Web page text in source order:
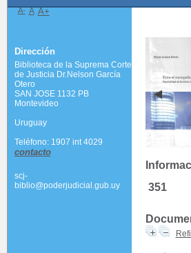
351
A- A A+
Dirección
Biblioteca de la Suprema Corte
de Justicia Dr.Nelson García
Otero
SAN JOSE 1132 PB
Montevideo
Uruguay
Teléfono: 1907 int 4029
contacto
scj-
biblio@poderjudicial.gub.uy